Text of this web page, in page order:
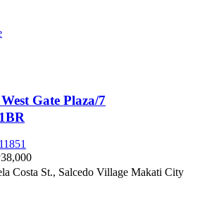
Gate Plaza/7
St., Salcedo Village Makati City